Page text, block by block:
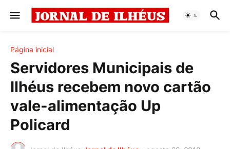
Página inicial
Servidores Municipais de
Ilhéus recebem novo cartão
vale-alimentação Up
Policard